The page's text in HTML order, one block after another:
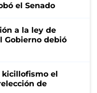
el Senado
a la ley de
Gobierno debió
kicillofismo el
de